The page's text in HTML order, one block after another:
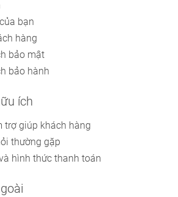
bạn
hàng
bảo mật
bảo hành
ích
trợ giúp khách hàng
thường gặp
hình thức thanh toán